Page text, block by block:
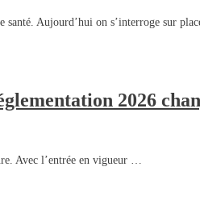
Aujourd’hui on s’interroge sur
2026
Avec l’entrée en vigueur …